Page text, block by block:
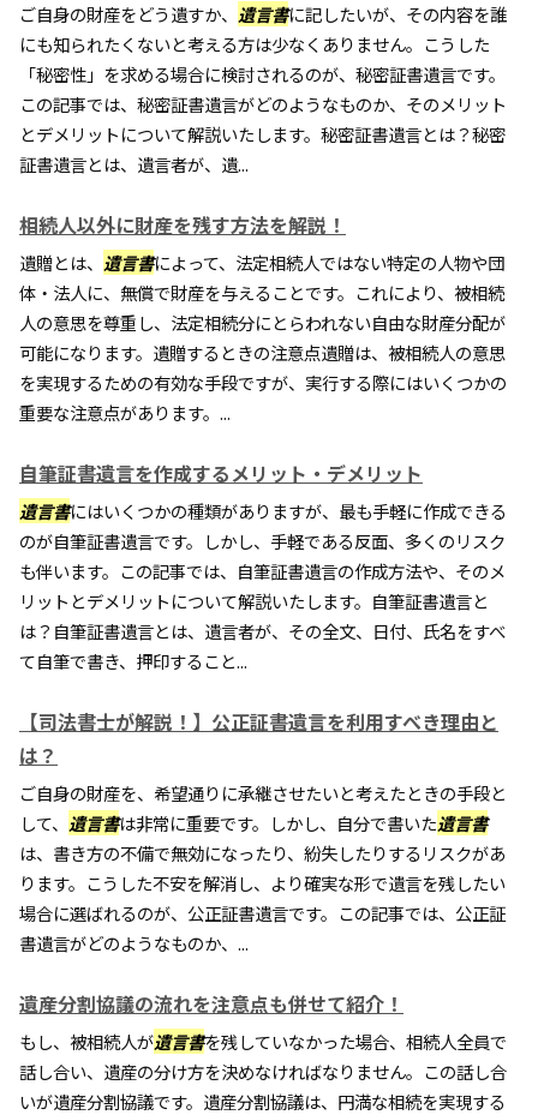
ご自身の財産をどう遺すか、 遺言書に記したいが、その内容を誰
にも知られたくないと考える方は少なくありません。こうした
「秘密性」を求める場合に検討されるのが、秘密証書遺言です。
この記事では、秘密証書遺言がどのようなものか、そのメリット
とデメリットについて解説いたします。秘密証書遺言とは？秘密
証書遺言とは、遺言者が、遺...
相続人以外に財産を残す方法を解説！
遺贈とは、 遺言書によって、法定相続人ではない特定の人物や団
体・法人に、無償で財産を与えることです。これにより、被相続
人の意思を尊重し、法定相続分にとらわれない自由な財産分配が
可能になります。遺贈するときの注意点遺贈は、被相続人の意思
を実現するための有効な手段ですが、実行する際にはいくつかの
重要な注意点があります。...
自筆証書遺言を作成するメリット・デメリット
遺言書にはいくつかの種類がありますが、最も手軽に作成できる
のが自筆証書遺言です。しかし、手軽である反面、多くのリスク
も伴います。この記事では、自筆証書遺言の作成方法や、そのメ
リットとデメリットについて解説いたします。自筆証書遺言と
は？自筆証書遺言とは、遺言者が、その全文、日付、氏名をすべ
て自筆で書き、押印すること...
【司法書士が解説！】公正証書遺言を利用すべき理由と
は？
ご自身の財産を、希望通りに承継させたいと考えたときの手段と
して、 遺言書は非常に重要です。しかし、自分で書いた遺言書
は、書き方の不備で無効になったり、紛失したりするリスクがあ
ります。こうした不安を解消し、より確実な形で遺言を残したい
場合に選ばれるのが、公正証書遺言です。この記事では、公正証
書遺言がどのようなものか、...
遺産分割協議の流れを注意点も併せて紹介！
もし、被相続人が遺言書を残していなかった場合、相続人全員で
話し合い、遺産の分け方を決めなければなりません。この話し合
いが遺産分割協議です。遺産分割協議は、円満な相続を実現する